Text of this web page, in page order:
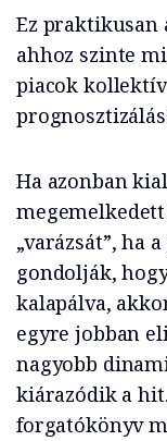
Ez praktikusan
ahhoz szinte
piacok
Ha azonban
„varázsát”, ha
gondolják,
kalapálva,
egyre jobban
nagyobb
kiárazódik a
forgatókönyv